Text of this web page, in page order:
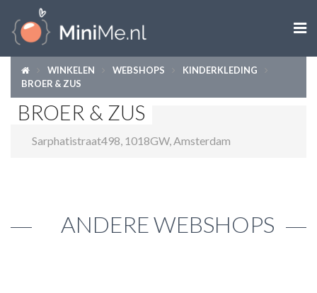

ZWANGER WORDEN
ZWANGER
BABY
WINKELEN WEBSHOPS
KINDERKLEDING
BROER & ZUS
BROER & ZUS
Sarphatistraat498, 1018GW,Amsterdam
ANDERE WEBSHOPS